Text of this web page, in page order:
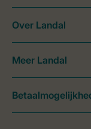
Over Landal
Meer Landal